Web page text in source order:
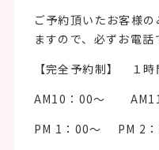
ご予約頂いたお客様
ますので、必ずお電話
【完全予約制】 １
AM10：00～
PM 1：00～ PM 2